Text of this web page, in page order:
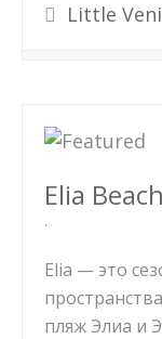
Little
Elia Beach
Elia — это
пляж Элиа и